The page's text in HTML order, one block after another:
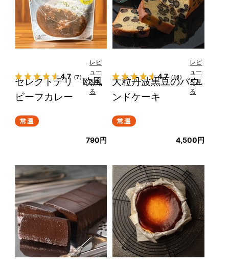
セレクトデリ 欧風
ビーフカレー
4.7 （7）
レビ
ュー
を見
る
790円
大粒丹波黒豆のパウ
ンドケーキ
4.7（16）
レビ
ュー
を見
る
4,500円